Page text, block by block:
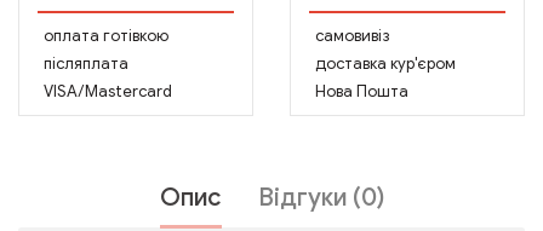
оплата готівкою
післяплата
VISA/Mastercard
самовивіз
доставка кур'єром
Нова Пошта
Опис Відгуки (0)